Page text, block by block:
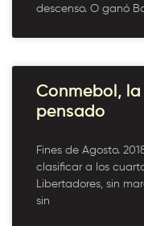
descenso. O ganó
Conmebol,
pensado
Fines de Agosto.
clasificar a los
Libertadores, sin
sin